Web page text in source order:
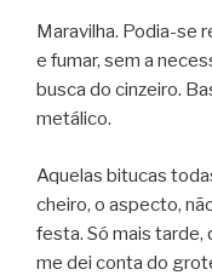
Maravilha. Podia-se
e fumar, sem a
busca do cinzeiro.
metálico.
Aquelas bitucas
cheiro, o aspecto,
festa. Só mais tarde,
me dei conta do